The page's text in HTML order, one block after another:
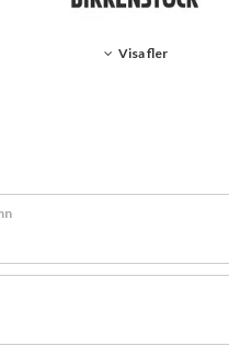
Visa fler